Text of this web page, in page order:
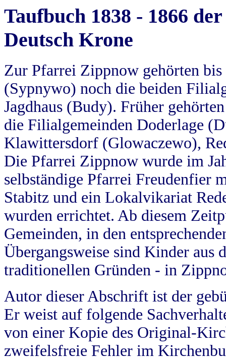
Taufbuch 1838 - 1866
Deutsch Krone
Zur Pfarrei Zippnow gehörten
(Sypnywo) noch die beiden
Jagdhaus (Budy). Früher
die Filialgemeinden Doderlage
Klawittersdorf (Glowaczewo),
Die Pfarrei Zippnow wurde im
selbständige Pfarrei Freudenfier
Stabitz und ein Lokalvikariat
wurden errichtet. Ab diesem
Gemeinden, in den
Übergangsweise sind Kinder aus
traditionellen Gründen - in
Autor dieser Abschrift ist der
Er weist auf folgende
von einer Kopie des Original-
zweifelsfreie Fehler im